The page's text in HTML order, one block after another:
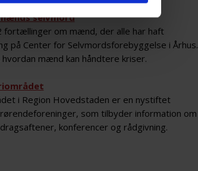
selvmord
fortællinger om mænd, der alle har haft
på Center for Selvmordsforebyggelse i Århus.
mænd kan håndtere kriser.
i Region Hovedstaden er en nystiftet
som tilbyder information om
konferencer og rådgivning.